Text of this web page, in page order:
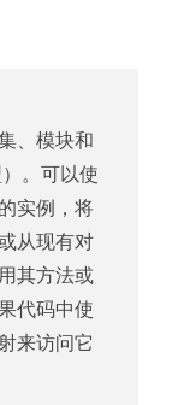
、模块和
。可以使
实例，将
从现有对
其方法或
代码中使
来访问它